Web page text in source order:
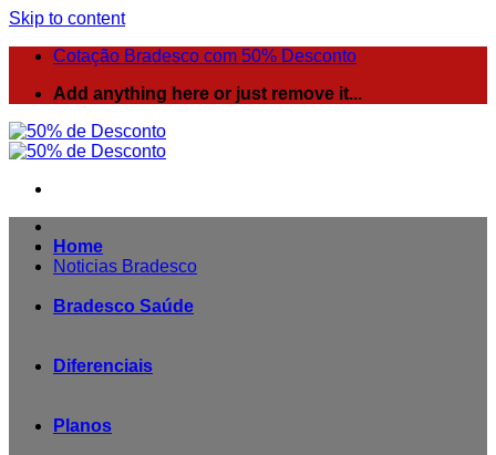
Skip to content
Cotação Bradesco com 50% Desconto
Add anything here or just remove it...
Noticias Bradesco
Home
Bradesco Saúde
Diferenciais
Planos